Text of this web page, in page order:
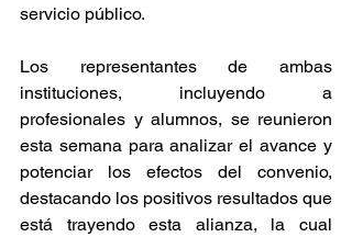
servicio público.
Los representantes de ambas
instituciones, incluyendo a
profesionales y alumnos, se reunieron
esta semana para analizar el avance y
potenciar los efectos del convenio,
destacando los positivos resultados que
está trayendo esta alianza, la cual